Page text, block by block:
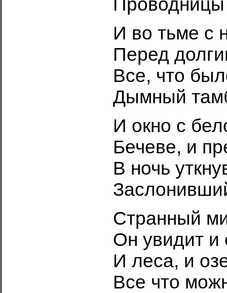
Проводницы
И во тьме с
Перед
Все, что
Дымный
И окно с
Бечеве, и
В ночь
Странный
Он увидит и
И леса, и
Все что